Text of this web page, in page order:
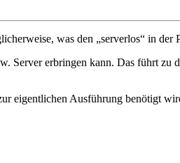
was den „serverlos“ in der
Server erbringen kann. Das führt zu
eigentlichen Ausführung benötigt